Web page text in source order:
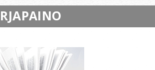
TARJOUSPYYNTÖ
YRITYS